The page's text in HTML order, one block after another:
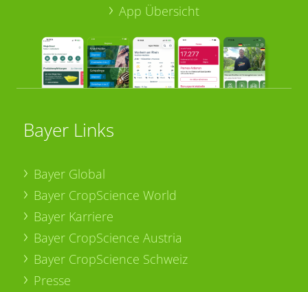
App Übersicht
Bayer Links
Bayer Global
Bayer CropScience World
Bayer Karriere
Bayer CropScience Austria
Bayer CropScience Schweiz
Presse